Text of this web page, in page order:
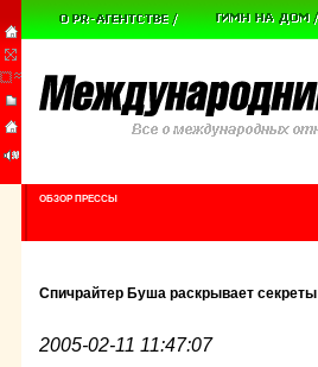
ОБЗОР ПРЕССЫ
Спичрайтер Буша раскрывает секреты
2005-02-11 11:47:07